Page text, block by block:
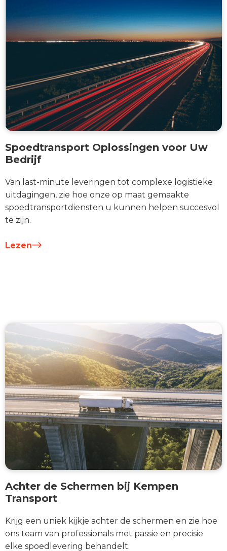
Spoedtransport Oplossingen voor Uw
Bedrijf
Van last-minute leveringen tot complexe logistieke
uitdagingen, zie hoe onze op maat gemaakte
spoedtransportdiensten u kunnen helpen succesvol
te zijn.
Lezen
Achter de Schermen bij Kempen
Transport
Krijg een uniek kijkje achter de schermen en zie hoe
ons team van professionals met passie en precisie
elke spoedlevering behandelt.